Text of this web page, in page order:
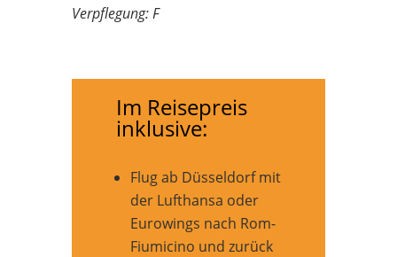
Verpflegung: F
Im Reisepreis
inklusive:
Flug ab Düsseldorf mit
der Lufthansa oder
Eurowings nach Rom-
Fiumicino und zurück